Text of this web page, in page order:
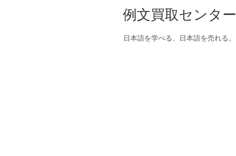
例文買取センター
日本語を学べる、日本語を売れる。